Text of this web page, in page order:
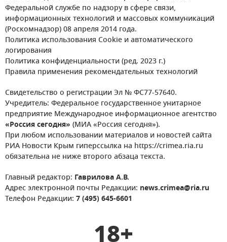
Федеральной службе по надзору в сфере связи,
информационных технологий и массовых коммуникаций
(Роскомнадзор) 08 апреля 2014 года.
Политика использования Cookie и автоматического
логирования
Политика конфиденциальности (ред. 2023 г.)
Правила применения рекомендательных технологий
Свидетельство о регистрации Эл № ФС77-57640.
Учредитель: Федеральное государственное унитарное
предприятие Международное информационное агентство
«Россия сегодня» (МИА «Россия сегодня»).
При любом использовании материалов и новостей сайта
РИА Новости Крым гиперссылка на https://crimea.ria.ru
обязательна не ниже второго абзаца текста.
Главный редактор: Гаврилова А.В.
Адрес электронной почты Редакции: news.crimea@ria.ru
Телефон Редакции: 7 (495) 645-6601